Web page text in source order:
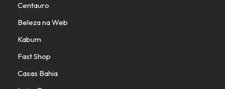
Centauro
Beleza na Web
Kabum
Fast Shop
Casas Bahia